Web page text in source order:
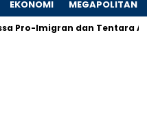
EKONOMI MEGAPOLITAN
Imigran dan Tentara AS